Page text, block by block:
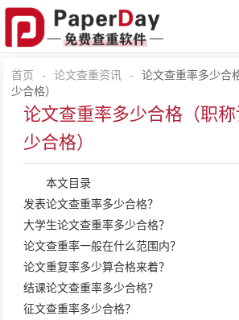
首页 - 论文查重资讯 - 论文查重率多少合
少合格）
论文查重率多少合格（职
少合格）
本文目录
发表论文查重率多少合格？
大学生论文查重率多少合格？
论文查重率一般在什么范围内？
论文重复率多少算合格来着？
结课论文查重率多少合格？
征文查重率多少合格？